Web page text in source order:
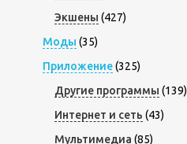
Экшены (427)
Моды (35)
Приложение(325)
Другие программы (139)
Интернет и сеть (43)
Мультимедиа (85)